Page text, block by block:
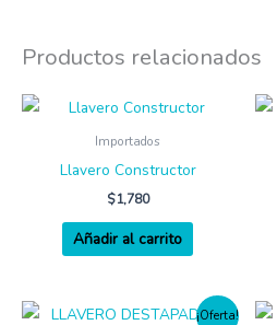
Productos relacionados
Importados
Llavero Constructor
$1,780
Añadir al carrito
¡Oferta!